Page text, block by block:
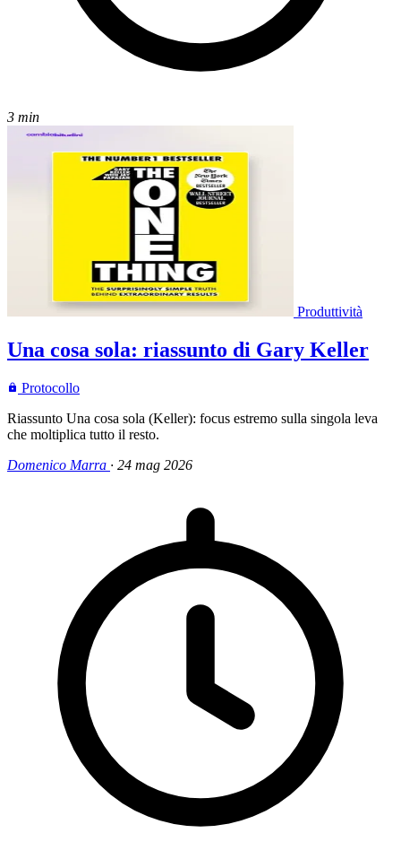
3 min
Produttività
Una cosa sola: riassunto di Gary Keller
Protocollo
Riassunto Una cosa sola (Keller): focus estremo sulla singola leva
che moltiplica tutto il resto.
Domenico Marra · 24 mag 2026